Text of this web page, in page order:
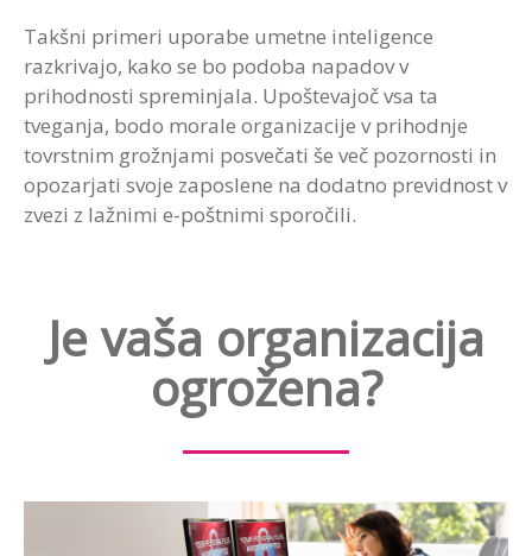
Takšni primeri uporabe umetne inteligence
razkrivajo, kako se bo podoba napadov v
prihodnosti spreminjala. Upoštevajoč vsa ta
tveganja, bodo morale organizacije v prihodnje
tovrstnim grožnjami posvečati še več pozornosti in
opozarjati svoje zaposlene na dodatno previdnost v
zvezi z lažnimi e-poštnimi sporočili.
Je vaša organizacija
ogrožena?